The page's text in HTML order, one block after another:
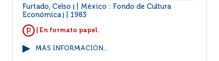
Furtado, Celso
México : Fondo de Cultura
Económica
1983
| En formato papel.
MÁS INFORMACIÓN...